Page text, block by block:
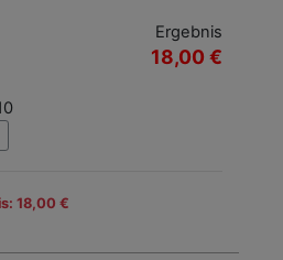
Ergebnis
18,00 €
18,00 €